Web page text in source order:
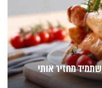
מחזיר אותי